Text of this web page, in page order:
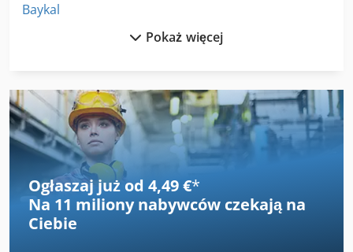
Baykal
Baykal Hgl
Csepel
Ermak
Gack
Habegger
Pokaż więcej
Ogłaszaj już od 4,49 €*
Na 11 miliony nabywców czekają na
Ciebie